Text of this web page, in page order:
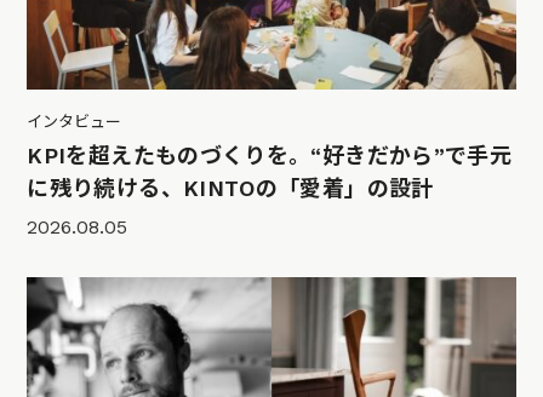
インタビュー
KPIを超えたものづくりを。“好きだから”で手元
に残り続ける、KINTOの「愛着」の設計
2026.08.05